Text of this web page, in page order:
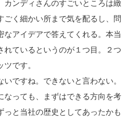
ンディさんのすごいところは緻
ごく細かい所まで気を配るし、問
なアイデアで答えてくれる。本当
れているというのが１つ目。２つ
です。
ですね。できないと言わない。
なっても、まずはできる方向を考
っと当社の歴史としてあったかも